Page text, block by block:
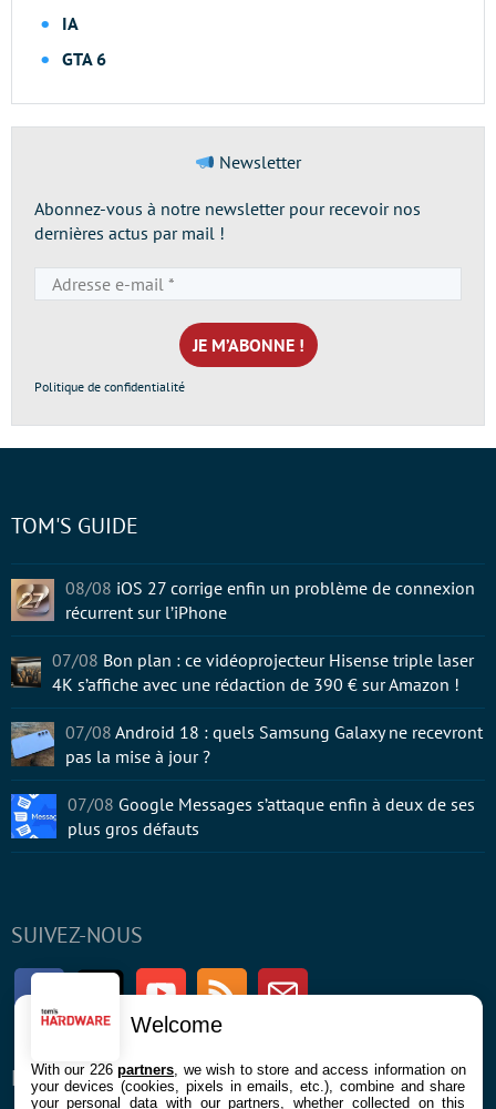
IA
GTA 6
Newsletter
Abonnez-vous à notre newsletter pour recevoir nos
dernières actus par mail !
e-
mail
*
Politique de confidentialité
SUIVEZ-NOUS
FacebookTwitter Youtube RSS Newsletter
ENTREPRISE À PROPOS
TOM'S GUIDE
08/08 iOS 27 corrige enfin un problème de connexion
récurrent sur l’iPhone
07/08 Bon plan : ce vidéoprojecteur Hisense triple laser
4K s’affiche avec une rédaction de 390 € sur Amazon !
07/08 Android 18 : quels Samsung Galaxy ne recevront
pas la mise à jour ?
07/08 Google Messages s’attaque enfin à deux de ses
plus gros défauts
Welcome
With our 226partners , we wish to store and access information on
your devices (cookies, pixels in emails, etc.), combine and share
your personal data with our partners, whether collected on this